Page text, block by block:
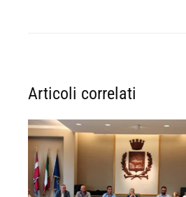
Articoli correlati